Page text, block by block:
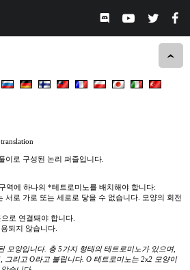
이로 구성된 논리 퍼즐입니다.
역에 하나의 *테트로미노를 배치해야 합니다:
서로 가로 또는 세로로 닿을 수 없습니다. 모양의 회전
로 연결돼야 합니다.
되지 않습니다.
모양입니다. 총 5가지 형태의 테트로미노가 있으며,
그리고 O라고 불립니다. O 테트로미노는 2x2 모양이